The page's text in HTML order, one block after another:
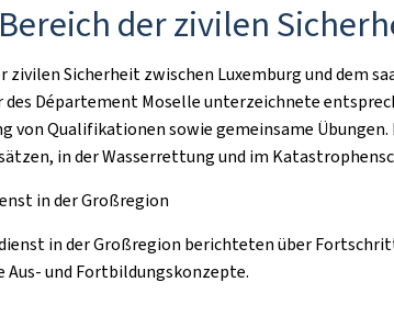
der zivilen
Sicherheit zwischen Luxemburg und dem
Département Moselle unterzeichnete
Qualifikationen sowie gemeinsame
in der Wasserrettung und im
in der Großregion
in der Großregion berichteten über
und Fortbildungskonzepte.